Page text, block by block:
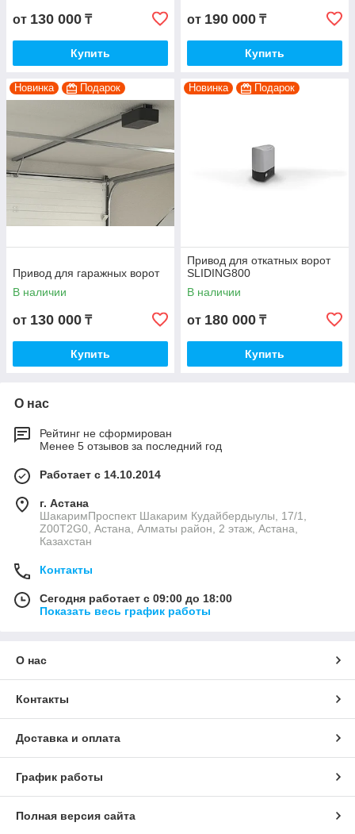
от 130 000 ₸
Купить
от 190 000 ₸
Купить
Новинка Подарок
Привод для гаражных ворот
В наличии
от 130 000 ₸
Купить
Новинка Подарок
Привод для откатных ворот
SLIDING800
В наличии
от 180 000 ₸
Купить
О нас
Рейтинг не сформирован
Менее 5 отзывов за последний год
Работает с 14.10.2014
г. Астана
ШакаримПроспект Шакарим Кудайбердыулы, 17/1,
Z00T2G0, Астана, Алматы район, 2 этаж, Астана,
Казахстан
Контакты
Сегодня работает с 09:00 до 18:00
Показать весь график работы
О нас
Контакты
Доставка и оплата
График работы
Полная версия сайта